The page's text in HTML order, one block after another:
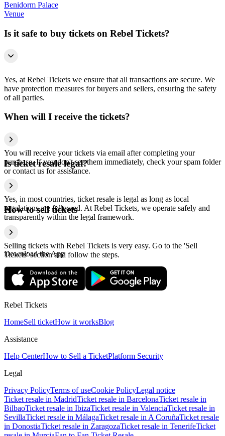
Benidorm Palace
Venue
Is it safe to buy tickets on Rebel Tickets?
Yes, at Rebel Tickets we ensure that all transactions are secure. We
have protection measures for buyers and sellers, ensuring the safety
of all parties.
When will I receive the tickets?
You will receive your tickets via email after completing your
purchase. If you don't see them immediately, check your spam folder
or contact us for assistance.
Is ticket resale legal?
Yes, in most countries, ticket resale is legal as long as local
regulations are followed. At Rebel Tickets, we operate safely and
transparently within the legal framework.
How to sell tickets
Selling tickets with Rebel Tickets is very easy. Go to the 'Sell
Tickets' section and follow the steps.
Download the App
Rebel Tickets
HomeSell ticketHow it worksBlog
Assistance
Help CenterHow to Sell a TicketPlatform Security
Legal
Privacy PolicyTerms of useCookie PolicyLegal notice
Ticket resale in MadridTicket resale in BarcelonaTicket resale in
BilbaoTicket resale in IbizaTicket resale in ValenciaTicket resale in
SevillaTicket resale in MálagaTicket resale in A CoruñaTicket resale
in DonostiaTicket resale in ZaragozaTicket resale in TenerifeTicket